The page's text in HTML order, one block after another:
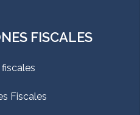
FISCALES
Fiscales